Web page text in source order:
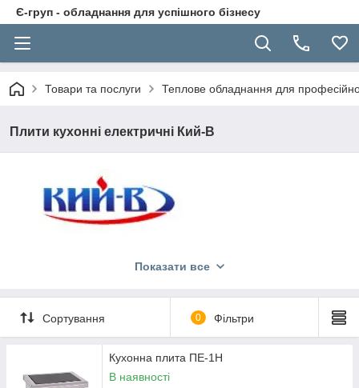
Є-груп - обладнання для успішного бізнесу
Товари та послуги Теплове обладнання для
Плити кухонні електричні Кий-В
При виборі плити промислової варто враховувати розміри,
плити довговічні і недорогі в обслуговуванні.
Показати все
Сортування 0 Фільтри
Кухонна плита ПЕ-1Н
В наявності